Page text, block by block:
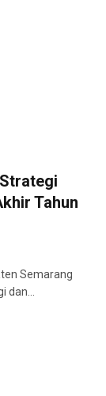
Tahun
Semarang
dan…